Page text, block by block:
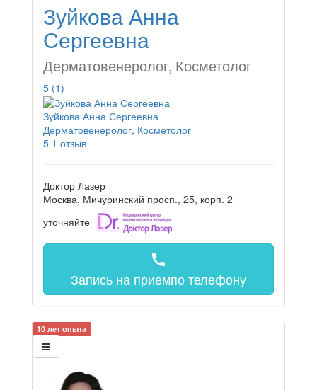
Зуйкова Анна
Сергеевна
Дерматовенеролог, Косметолог
5 (1)
Зуйкова Анна Сергеевна
Дерматовенеролог, Косметолог
5 1 отзыв
Доктор Лазер
Москва, Мичуринский просп., 25, корп. 2
уточняйте
call
Запись на приемпо телефону
10 лет опыта